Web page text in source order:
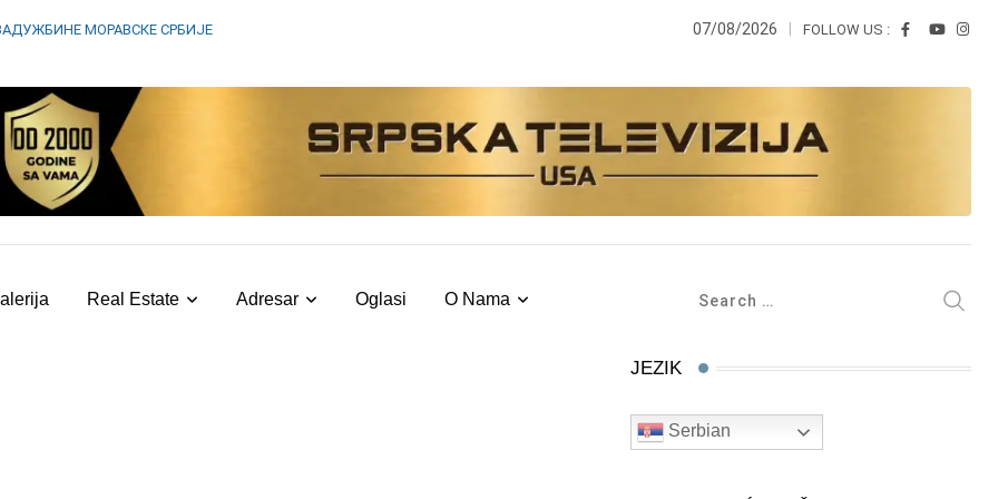
МОРАВСКЕ СРБИЈЕ 07/08/2026 FOLLOW US :
Real Estate Adresar Oglasi O Nama
JEZIK
Serbian